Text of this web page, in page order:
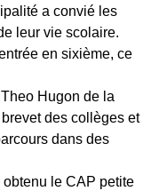
a convié les
leur vie scolaire.
en sixième, ce
Hugon de la
des collèges et
dans des
le CAP petite